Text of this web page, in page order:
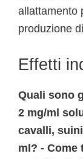
allattamento
produzione
Effetti
Quali sono
2 mg/ml
cavalli,
ml? - Come